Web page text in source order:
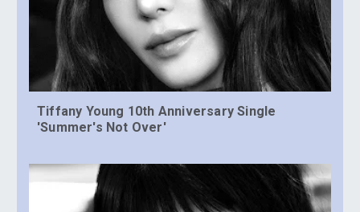
Tiffany Young 10th Anniversary Single
'Summer's Not Over'